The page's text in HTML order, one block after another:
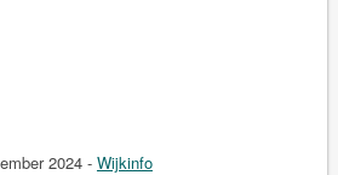
2024 - Wijkinfo